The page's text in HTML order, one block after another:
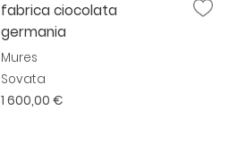
fabrica ciocolata
germania
Mures
Sovata
1 600,00 €